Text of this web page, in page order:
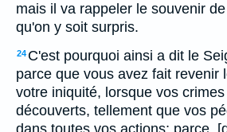
mais il va rappeler le souvenir
qu'on y soit surpris.
24 C'est pourquoi ainsi a dit le
parce que vous avez fait revenir
votre iniquité, lorsque vos
découverts, tellement que vos
dans toutes vos actions; parce,